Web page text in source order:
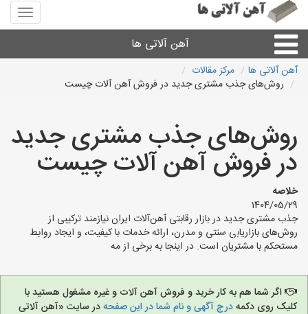
منوی
سایت
آلاتی
آهن آلاتی ها
میلگرد نبشی،مفتول
لوله و اتصالات
سایر آهن آلات
آهن آلاتی های شهرها
آهن آلاتی ها
مرکز مقالات
روش‌های جذب مشتری جدید در فروش آهن آلات چیست
روش‌های جذب مشتری جدید
در فروش آهن آلات چیست
خلاصه
1404/05/29
جذب مشتری جدید در بازار رقابتی آهن‌آلات ایران نیازمند ترکیبی از
روش‌های بازاریابی سنتی و مدرن، ارائه خدمات با کیفیت، و ایجاد روابط
مستحکم با مشتریان است. در اینجا به برخی از مه
اگر شما هم به کار خرید و فروش آهن آلات و غیره مشغول هستید با
کلیک روی دکمهدرج آگهی و نام شما در این صفحهدر سایت «آهن آلاتی